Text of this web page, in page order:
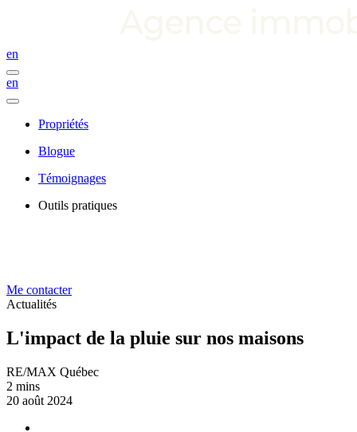
en
en
Propriétés
Blogue
Témoignages
Outils pratiques
Me contacter
Actualités
L'impact de la pluie sur nos maisons
RE/MAX Québec
2 mins
20 août 2024